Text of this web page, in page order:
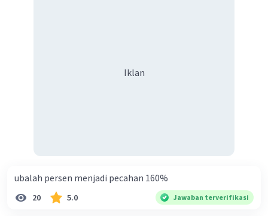
Iklan
ubalah persen menjadi pecahan 160%
20 5.0 Jawaban terverifikasi